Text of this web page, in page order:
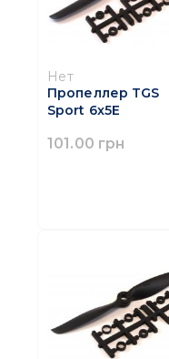
Нет
Пропеллер TGS
Sport 6x5Е
101.00 грн